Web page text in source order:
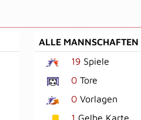
ALLE MANNSCHAFTEN
19Spiele
0Tore
0Vorlagen
1 Gelbe Karte